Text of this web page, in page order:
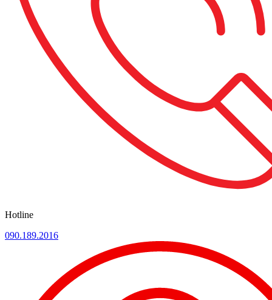
Hotline
090.189.2016